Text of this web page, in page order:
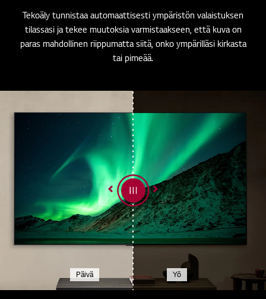
Tekoäly tunnistaa automaattisesti ympäristön valaistuksen
tilassasi ja tekee muutoksia varmistaakseen, että kuva on
paras mahdollinen riippumatta siitä, onko ympärilläsi kirkasta
tai pimeää.
Päivä Yö